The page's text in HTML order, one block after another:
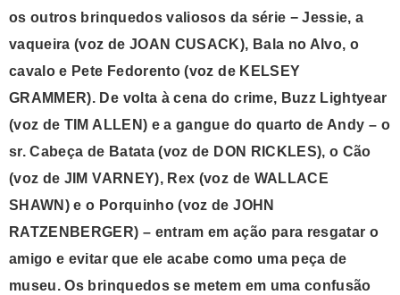
os outros brinquedos valiosos da série − Jessie, a
vaqueira (voz de JOAN CUSACK), Bala no Alvo, o
cavalo e Pete Fedorento (voz de KELSEY
GRAMMER). De volta à cena do crime, Buzz Lightyear
(voz de TIM ALLEN) e a gangue do quarto de Andy – o
sr. Cabeça de Batata (voz de DON RICKLES), o Cão
(voz de JIM VARNEY), Rex (voz de WALLACE
SHAWN) e o Porquinho (voz de JOHN
RATZENBERGER) – entram em ação para resgatar o
amigo e evitar que ele acabe como uma peça de
museu. Os brinquedos se metem em uma confusão